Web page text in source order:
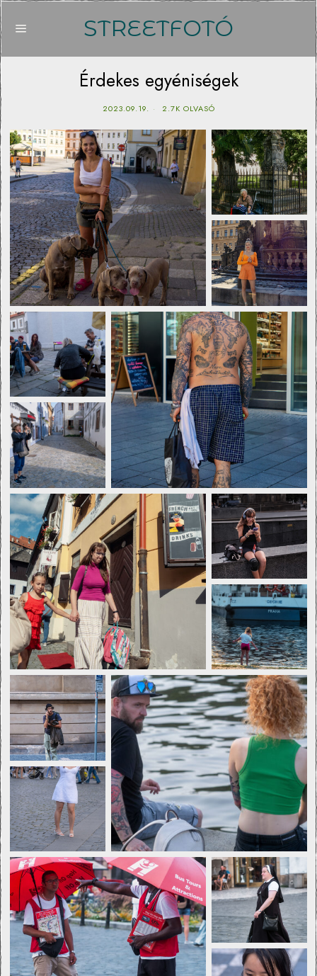
STREETFOTÓ
Érdekes egyéniségek
2023.09.19. 2.7K OLVASÓ